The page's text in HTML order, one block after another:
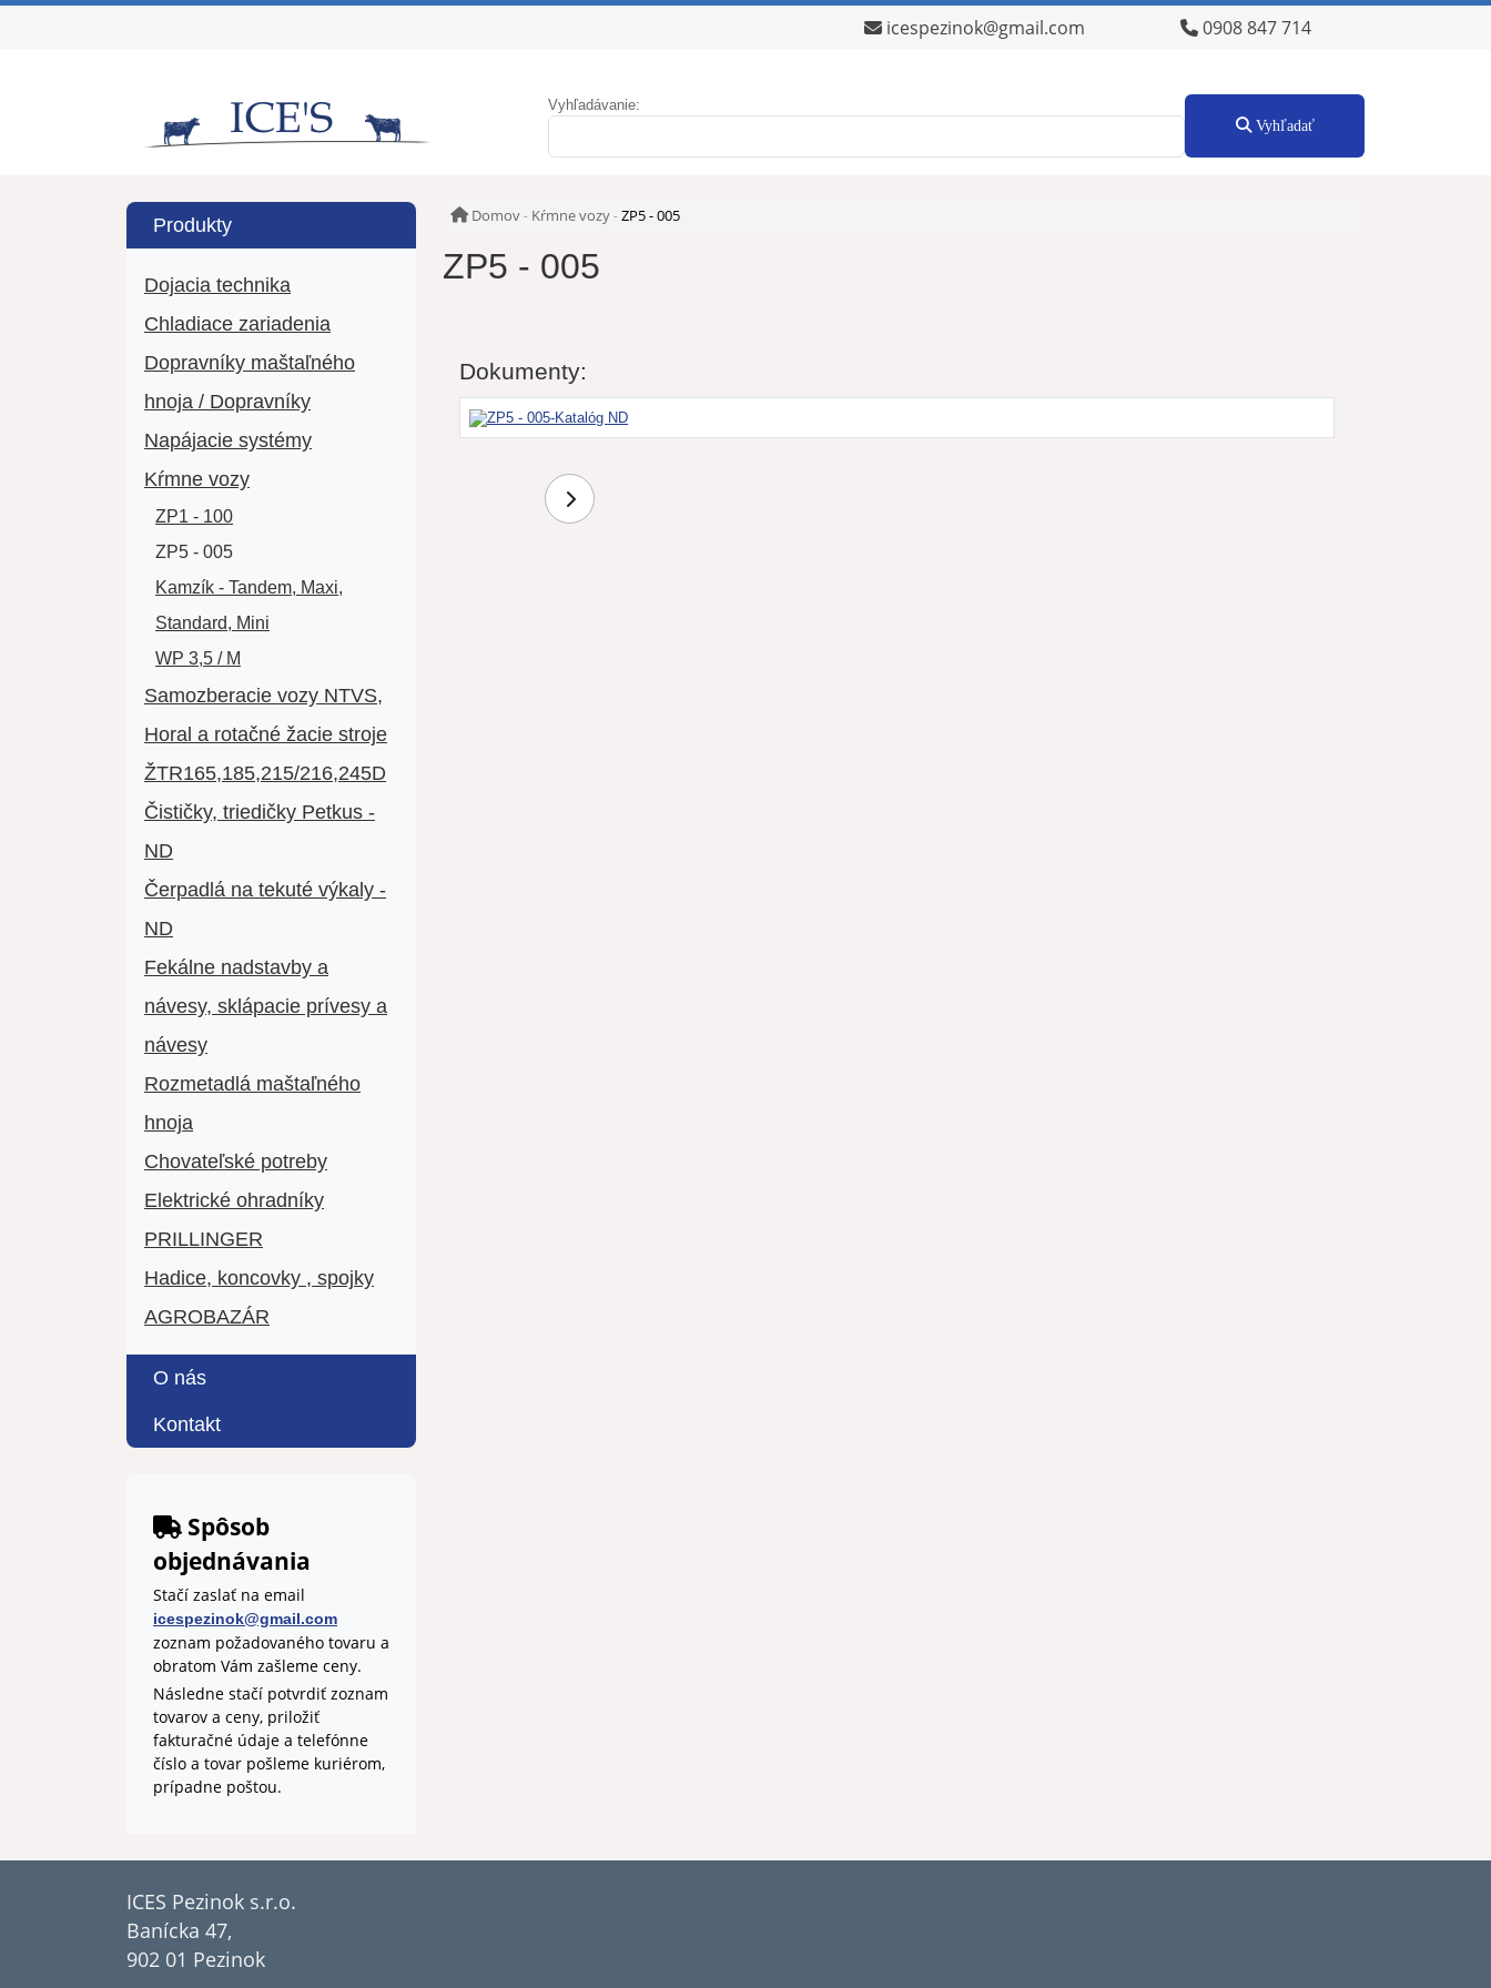
icespezinok@gmail.com 0908 847 714
Vyhľadávanie:
Vyhľadať
Produkty
Dojacia technika
Chladiace zariadenia
Dopravníky maštaľného
hnoja / Dopravníky
Napájacie systémy
Kŕmne vozy
ZP1 - 100
ZP5 - 005
Kamzík - Tandem, Maxi,
Standard, Mini
WP 3,5 / M
Samozberacie vozy NTVS,
Horal a rotačné žacie stroje
ŽTR165,185,215/216,245D
Čističky, triedičky Petkus -
ND
Čerpadlá na tekuté výkaly -
ND
Fekálne nadstavby a
návesy, sklápacie prívesy a
návesy
Rozmetadlá maštaľného
hnoja
Chovateľské potreby
Elektrické ohradníky
PRILLINGER
Hadice, koncovky , spojky
AGROBAZÁR
O nás
Kontakt
Spôsob
objednávania
Stačí zaslať na email
icespezinok@gmail.com
zoznam požadovaného tovaru a
obratom Vám zašleme ceny.
Následne stačí potvrdiť zoznam
tovarov a ceny, priložiť
fakturačné údaje a telefónne
číslo a tovar pošleme kuriérom,
prípadne poštou.
Domov - Kŕmne vozy - ZP5 - 005
ZP5 - 005
Dokumenty:
ZP5 - 005-Katalóg ND
ICES Pezinok s.r.o.
Banícka 47,
902 01 Pezinok